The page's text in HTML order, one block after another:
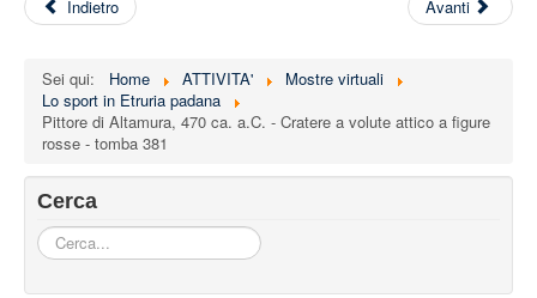
Indietro Avanti
Sei qui: Home ATTIVITA'
Mostre virtuali
Lo sport in Etruria padana
Pittore di Altamura, 470 ca. a.C. - Cratere a volute attico a figure
rosse - tomba 381
Cerca
Cerca...
Iscriviti alla nostra newsletter